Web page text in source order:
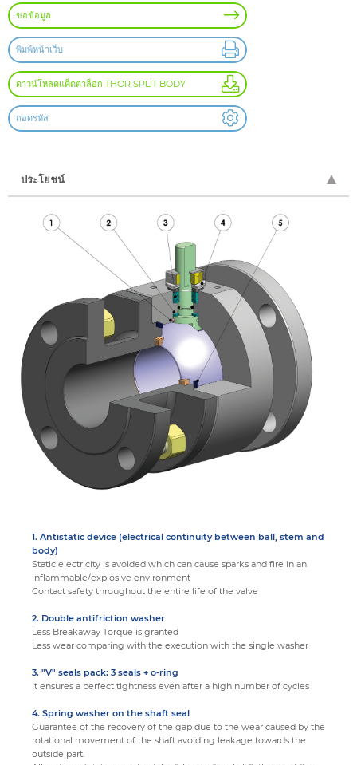
ขอข้อมูล
พิมพ์หน้าเว็บ
ดาวน์โหลดแค็ตตาล็อก THOR SPLIT BODY
ถอดรหัส
ประโยชน์
1. Antistatic device (electrical continuity between ball, stem and
body)
Static electricity is avoided which can cause sparks and fire in an
inflammable/explosive environment
Contact safety throughout the entire life of the valve
2. Double antifriction washer
Less Breakaway Torque is granted
Less wear comparing with the execution with the single washer
3. "V" seals pack; 3 seals + o-ring
It ensures a perfect tightness even after a high number of cycles
4. Spring washer on the shaft seal
Guarantee of the recovery of the gap due to the wear caused by the
rotational movement of the shaft avoiding leakage towards the
outside part.